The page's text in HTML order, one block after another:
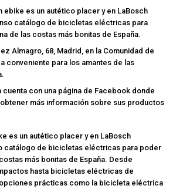
ebike es un autético placer y en LaBosch
catálogo de bicicletas eléctricas para
de las costas más bonitas de España.
Almagro, 68, Madrid, en la Comunidad de
conveniente para los amantes de las
cuenta con una página de Facebook donde
más información sobre sus productos
es un autético placer y en LaBosch
catálogo de bicicletas eléctricas para poder
más bonitas de España. Desde
hasta bicicletas eléctricas de
prácticas como la bicicleta eléctrica